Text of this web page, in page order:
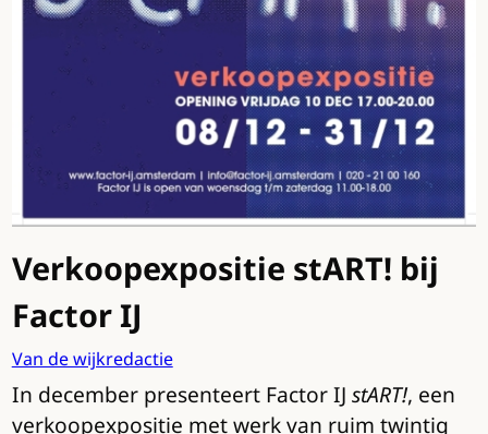
Verkoopexpositie stART! bij
Factor IJ
Van de wijkredactie
In december presenteert Factor IJ stART!, een
verkoopexpositie met werk van ruim twintig